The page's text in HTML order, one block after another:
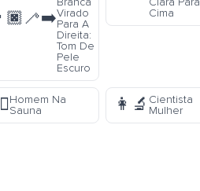
Virado
Para A
Direita:
Tom De
Pele
Escuro
Cima
Homem Na
Sauna
👩‍🔬 Cientista
Mulher